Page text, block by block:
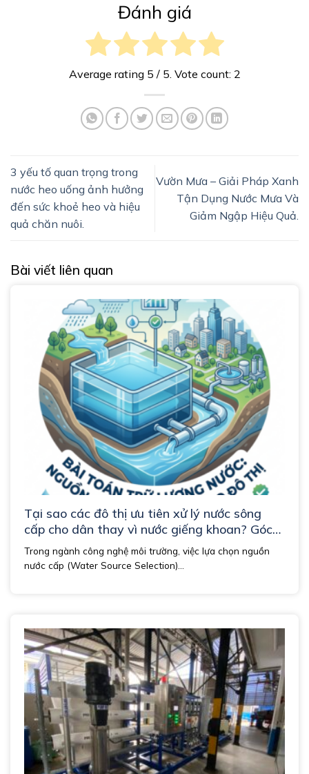
Đánh giá
Average rating 5 / 5. Vote count: 2
3 yếu tố quan trọng trong
nước heo uống ảnh hưởng
đến sức khoẻ heo và hiệu
quả chăn nuôi.
Vườn Mưa – Giải Pháp Xanh
Tận Dụng Nước Mưa Và
Giảm Ngập Hiệu Quả.
Bài viết liên quan
Tại sao các đô thị ưu tiên xử lý nước sông
cấp cho dân thay vì nước giếng khoan? Góc
nhìn chuyên gia
Trong ngành công nghệ môi trường, việc lựa chọn nguồn
nước cấp (Water Source Selection)...